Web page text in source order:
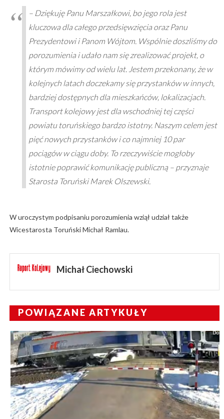
– Dziękuję Panu Marszałkowi, bo jego rola jest
kluczowa dla całego przedsięwzięcia oraz Panu
Prezydentowi i Panom Wójtom. Wspólnie doszliśmy do
porozumienia i udało nam się zrealizować projekt, o
którym mówimy od wielu lat. Jestem przekonany, że w
kolejnych latach doczekamy się przystanków w innych,
bardziej dostępnych dla mieszkańców, lokalizacjach.
Transport kolejowy jest dla wschodniej tej części
powiatu toruńskiego bardzo istotny. Naszym celem jest
pięć nowych przystanków i co najmniej 10 par
pociągów w ciągu doby. To rzeczywiście mogłoby
istotnie poprawić komunikację publiczną – przyznaje
Starosta Toruński Marek Olszewski.
W uroczystym podpisaniu porozumienia wziął udział także
Wicestarosta Toruński Michał Ramlau.
Michał Ciechowski
POWIĄZANE ARTYKUŁY